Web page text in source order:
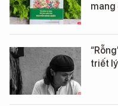
mang
triết